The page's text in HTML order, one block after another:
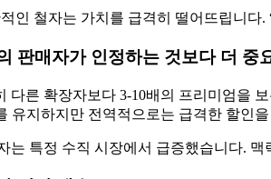
인 철자는 가치를 급격히 떨어뜨립니다.
판매자가 인정하는 것보다 더 중
다른 확장자보다 3-10배의 프리미엄을
유지하지만 전역적으로는 급격한 할인
는 특정 수직 시장에서 급증했습니다.